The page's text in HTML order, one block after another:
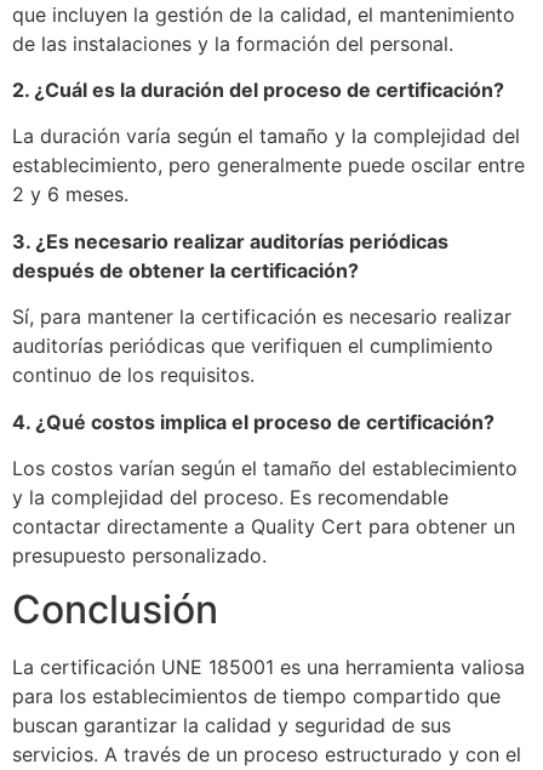
que incluyen la gestión de la calidad, el mantenimiento
de las instalaciones y la formación del personal.
2. ¿Cuál es la duración del proceso de certificación?
La duración varía según el tamaño y la complejidad del
establecimiento, pero generalmente puede oscilar entre
2 y 6 meses.
3. ¿Es necesario realizar auditorías periódicas
después de obtener la certificación?
Sí, para mantener la certificación es necesario realizar
auditorías periódicas que verifiquen el cumplimiento
continuo de los requisitos.
4. ¿Qué costos implica el proceso de certificación?
Los costos varían según el tamaño del establecimiento
y la complejidad del proceso. Es recomendable
contactar directamente a Quality Cert para obtener un
presupuesto personalizado.
Conclusión
La certificación UNE 185001 es una herramienta valiosa
para los establecimientos de tiempo compartido que
buscan garantizar la calidad y seguridad de sus
servicios. A través de un proceso estructurado y con el